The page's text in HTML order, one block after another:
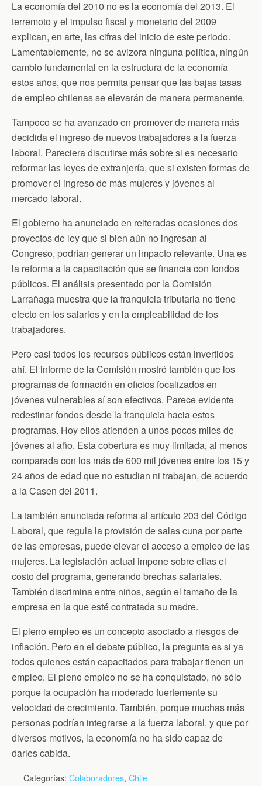
La economía del 2010 no es la economía del 2013. El
terremoto y el impulso fiscal y monetario del 2009
explican, en arte, las cifras del inicio de este periodo.
Lamentablemente, no se avizora ninguna política, ningún
cambio fundamental en la estructura de la economía
estos años, que nos permita pensar que las bajas tasas
de empleo chilenas se elevarán de manera permanente.
Tampoco se ha avanzado en promover de manera más
decidida el ingreso de nuevos trabajadores a la fuerza
laboral. Pareciera discutirse más sobre si es necesario
reformar las leyes de extranjería, que si existen formas de
promover el ingreso de más mujeres y jóvenes al
mercado laboral.
El gobierno ha anunciado en reiteradas ocasiones dos
proyectos de ley que si bien aún no ingresan al
Congreso, podrían generar un impacto relevante. Una es
la reforma a la capacitación que se financia con fondos
públicos. El análisis presentado por la Comisión
Larrañaga muestra que la franquicia tributaria no tiene
efecto en los salarios y en la empleabilidad de los
trabajadores.
Pero casi todos los recursos públicos están invertidos
ahí. El informe de la Comisión mostró también que los
programas de formación en oficios focalizados en
jóvenes vulnerables sí son efectivos. Parece evidente
redestinar fondos desde la franquicia hacia estos
programas. Hoy ellos atienden a unos pocos miles de
jóvenes al año. Esta cobertura es muy limitada, al menos
comparada con los más de 600 mil jóvenes entre los 15 y
24 años de edad que no estudian ni trabajan, de acuerdo
a la Casen del 2011.
La también anunciada reforma al artículo 203 del Código
Laboral, que regula la provisión de salas cuna por parte
de las empresas, puede elevar el acceso a empleo de las
mujeres. La legislación actual impone sobre ellas el
costo del programa, generando brechas salariales.
También discrimina entre niños, según el tamaño de la
empresa en la que esté contratada su madre.
El pleno empleo es un concepto asociado a riesgos de
inflación. Pero en el debate público, la pregunta es si ya
todos quienes están capacitados para trabajar tienen un
empleo. El pleno empleo no se ha conquistado, no sólo
porque la ocupación ha moderado fuertemente su
velocidad de crecimiento. También, porque muchas más
personas podrían integrarse a la fuerza laboral, y que por
diversos motivos, la economía no ha sido capaz de
darles cabida.
Categorías: Colaboradores, Chile